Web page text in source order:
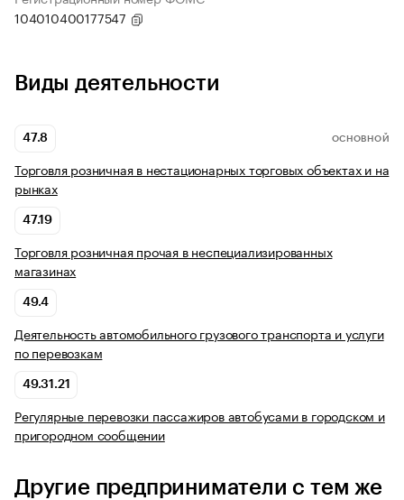
104010400177547
Виды деятельности
47.8 ОСНОВНОЙ
Торговля розничная в нестационарных торговых объектах и на
рынках
47.19
Торговля розничная прочая в неспециализированных
магазинах
49.4
Деятельность автомобильного грузового транспорта и услуги
по перевозкам
49.31.21
Регулярные перевозки пассажиров автобусами в городском и
пригородном сообщении
Другие предприниматели с тем же